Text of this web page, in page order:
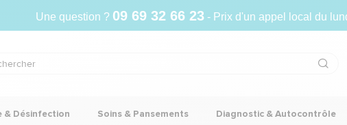
Une question ? 09 69 32 66 23- Prix d'un appel local du
& Désinfection Soins & Pansements Diagnostic & Autocontrôle